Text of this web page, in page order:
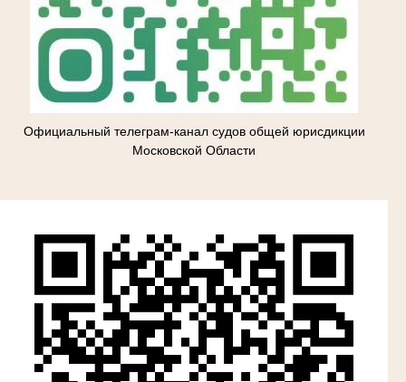
Официальный телеграм-канал судов общей юрисдикции
Московской Области